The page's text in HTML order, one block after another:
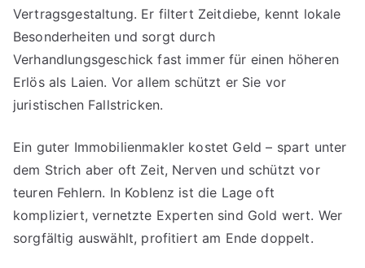
Vertragsgestaltung. Er filtert Zeitdiebe, kennt lokale
Besonderheiten und sorgt durch
Verhandlungsgeschick fast immer für einen höheren
Erlös als Laien. Vor allem schützt er Sie vor
juristischen Fallstricken.
Ein guter Immobilienmakler kostet Geld – spart unter
dem Strich aber oft Zeit, Nerven und schützt vor
teuren Fehlern. In Koblenz ist die Lage oft
kompliziert, vernetzte Experten sind Gold wert. Wer
sorgfältig auswählt, profitiert am Ende doppelt.